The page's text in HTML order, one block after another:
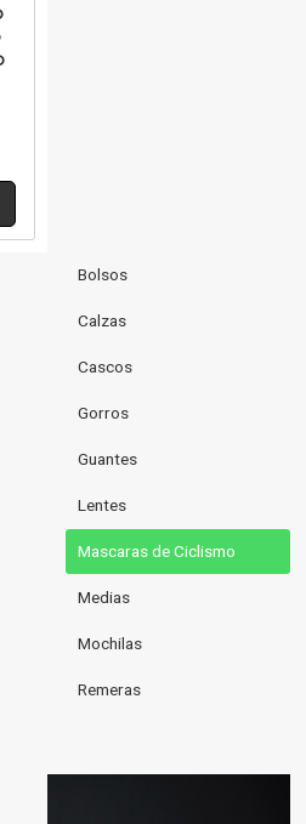
Bolsos
Calzas
Cascos
Gorros
Guantes
Lentes
Mascaras de Ciclismo
Medias
Mochilas
Remeras